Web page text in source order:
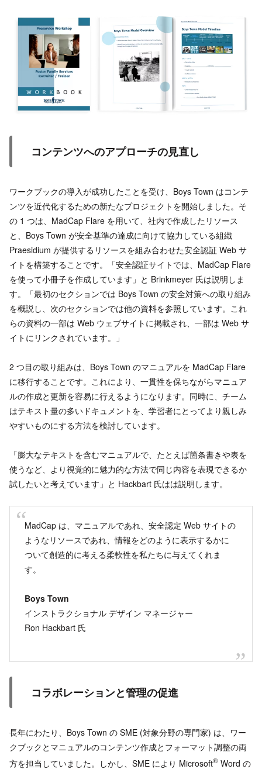
コンテンツへのアプローチの見直し
ワークブックの導入が成功したことを受け、Boys Town はコンテ
ンツを近代化するための新たなプロジェクトを開始しました。そ
の 1 つは、MadCap Flare を用いて、社内で作成したリソース
と、Boys Town が安全基準の達成に向けて協力している組織
Praesidium が提供するリソースを組み合わせた安全認証 Web サ
イトを構築することです。「安全認証サイトでは、MadCap Flare
を使って小冊子を作成しています」と Brinkmeyer 氏は説明しま
す。「最初のセクションでは Boys Town の安全対策への取り組み
を概説し、次のセクションでは他の資料を参照しています。これ
らの資料の一部は Web ウェブサイトに掲載され、一部は Web サ
イトにリンクされています。」
2 つ目の取り組みは、Boys Town のマニュアルを MadCap Flare
に移行することです。これにより、一貫性を保ちながらマニュア
ルの作成と更新を容易に行えるようになります。同時に、チーム
はテキスト量の多いドキュメントを、学習者にとってより親しみ
やすいものにする方法を検討しています。
「膨大なテキストを含むマニュアルで、たとえば箇条書きや表を
使うなど、より視覚的に魅力的な方法で同じ内容を表現できるか
試したいと考えています」と Hackbart 氏はは説明します。
MadCap は、マニュアルであれ、安全認定 Web サイトの
ようなリソースであれ、情報をどのように表示するかに
ついて創造的に考える柔軟性を私たちに与えてくれま
す。
Boys Town
インストラクショナル デザイン マネージャー
Ron Hackbart 氏
コラボレーションと管理の促進
長年にわたり、Boys Town の SME (対象分野の専門家) は、ワー
クブックとマニュアルのコンテンツ作成とフォーマット調整の両
方を担当していました。しかし、SME により Microsoft® Word の